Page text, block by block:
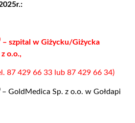
– szpital w Giżycku/Giżycka
o.o.,
87 429 66 33 lub 87 429 66 34)
– GoldMedica Sp. z o.o. w Gołdapi